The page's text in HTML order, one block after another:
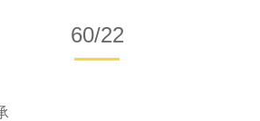
60/22